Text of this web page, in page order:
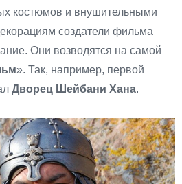
костюмов и внушительными
создатели фильма
Они возводятся на самой
». Так, например, первой
Дворец Шейбани Хана.